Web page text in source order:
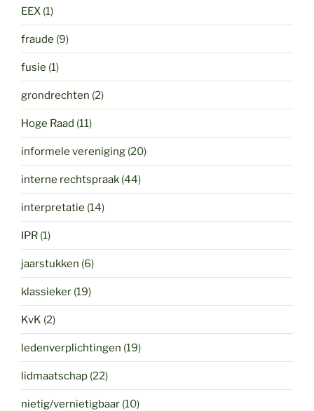
EEX (1)
fraude (9)
fusie (1)
grondrechten (2)
Hoge Raad (11)
informele vereniging (20)
interne rechtspraak (44)
interpretatie (14)
IPR (1)
jaarstukken (6)
klassieker (19)
KvK (2)
ledenverplichtingen (19)
lidmaatschap (22)
nietig/vernietigbaar (10)